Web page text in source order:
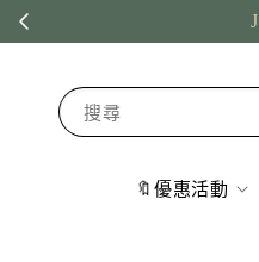
Jul 26 to Aug 15: orders
搜尋
🔖優惠活動